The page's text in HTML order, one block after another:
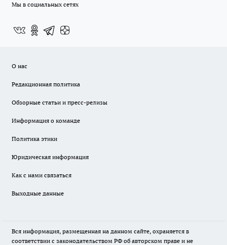
Мы в социальных сетях
О нас
Редакционная политика
Обзорные статьи и пресс-релизы
Информация о команде
Политика этики
Юридическая информация
Как с нами связаться
Выходные данные
Вся информация, размещенная на данном сайте, охраняется в
соответствии с законодательством РФ об авторском праве и не